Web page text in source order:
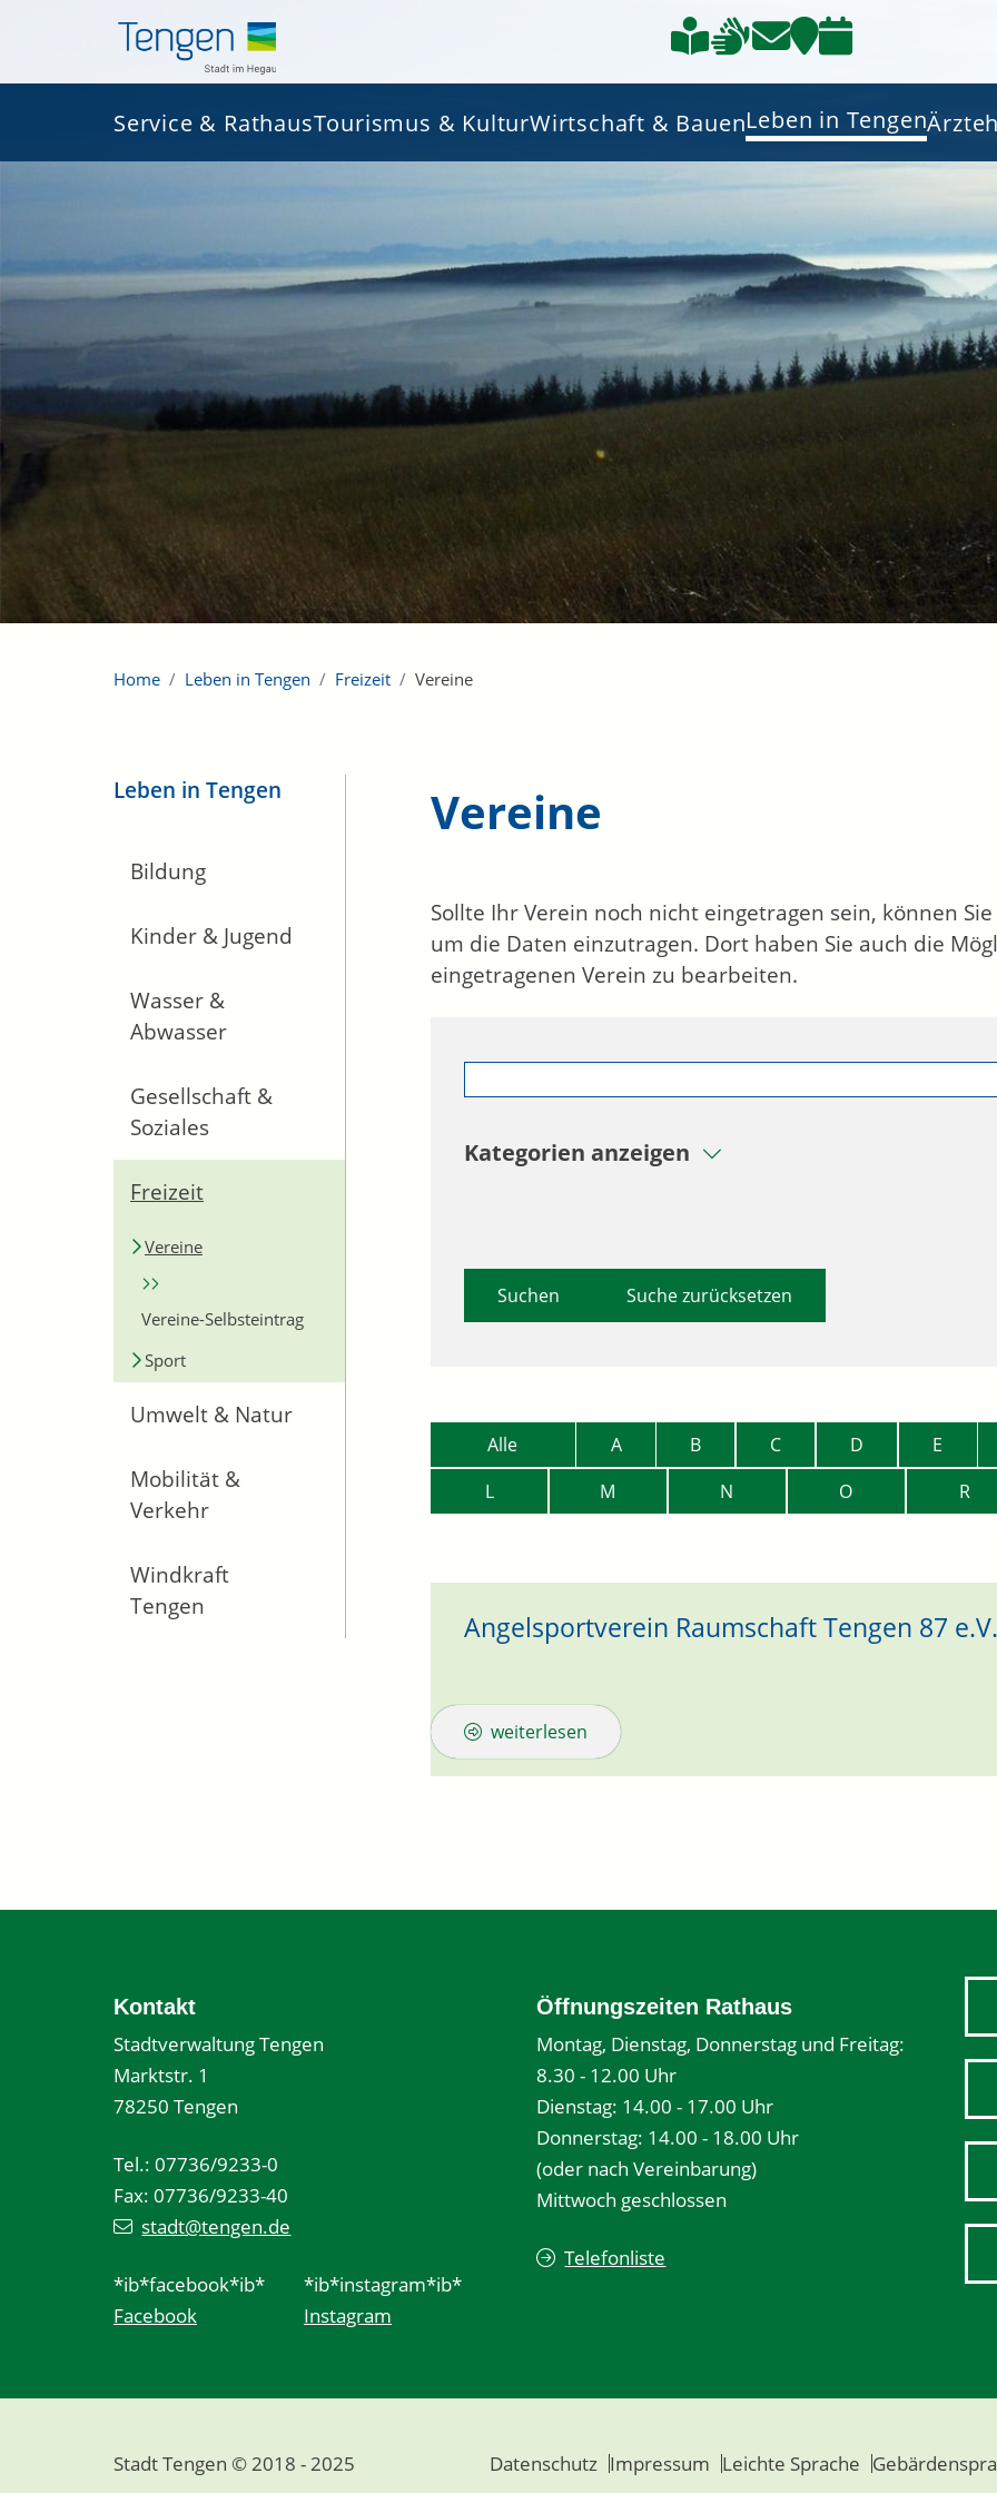
Service & RathausTourismus & KulturWirtschaft & BauenLeben in Tengen
Home Leben in Tengen Freizeit Vereine
Leben in Tengen
Bildung
Kinder & Jugend
Wasser &
Abwasser
Gesellschaft &
Soziales
Freizeit
Vereine
Vereine-Selbsteintrag
Sport
Umwelt & Natur
Mobilität &
Verkehr
Windkraft
Tengen
Vereine
Sollte Ihr Verein noch nicht eingetragen sein, können
um die Daten einzutragen. Dort haben Sie auch die
eingetragenen Verein zu bearbeiten.
Kategorien anzeigen
Suche zurücksetzen
Alle A B C D
E
L
M N O R
Angelsportverein Raumschaft Tengen 87 e.V.
weiterlesen
Kontakt
Stadtverwaltung Tengen
Marktstr. 1
78250 Tengen
Tel.: 07736/9233-0
Fax: 07736/9233-40
stadt@tengen.de
*ib*facebook*ib*
Facebook
*ib*instagram*ib*
Instagram
Öffnungszeiten Rathaus
Montag, Dienstag, Donnerstag und Freitag:
8.30 - 12.00 Uhr
Dienstag: 14.00 - 17.00 Uhr
Donnerstag: 14.00 - 18.00 Uhr
(oder nach Vereinbarung)
Mittwoch geschlossen
Telefonliste
Stadt Tengen © 2018 - 2025 Datenschutz Impressum Leichte Sprache